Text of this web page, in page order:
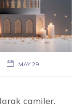
MAY 29
camiler,